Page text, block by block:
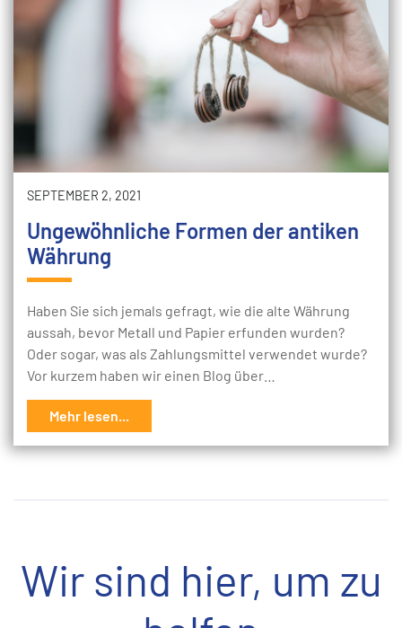
SEPTEMBER 2, 2021
Ungewöhnliche Formen der antiken
Währung
Haben Sie sich jemals gefragt, wie die alte Währung
aussah, bevor Metall und Papier erfunden wurden?
Oder sogar, was als Zahlungsmittel verwendet wurde?
Vor kurzem haben wir einen Blog über…
Mehr lesen...
Wir sind hier, um zu